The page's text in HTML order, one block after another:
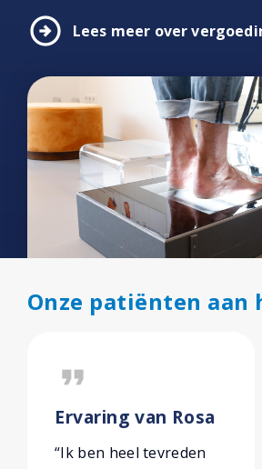
arrow_circle_right Lees meer over
Onze patiënten aan
format_quote
Ervaring van Rosa
“Ik ben heel tevreden